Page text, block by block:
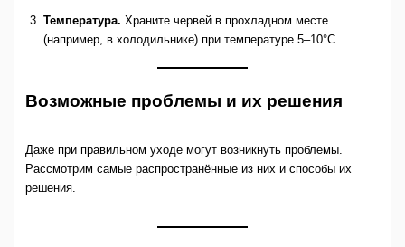
Температура. Храните червей в прохладном месте
(например, в холодильнике) при температуре 5–10°C.
Возможные проблемы и их решения
Даже при правильном уходе могут возникнуть проблемы.
Рассмотрим самые распространённые из них и способы их
решения.